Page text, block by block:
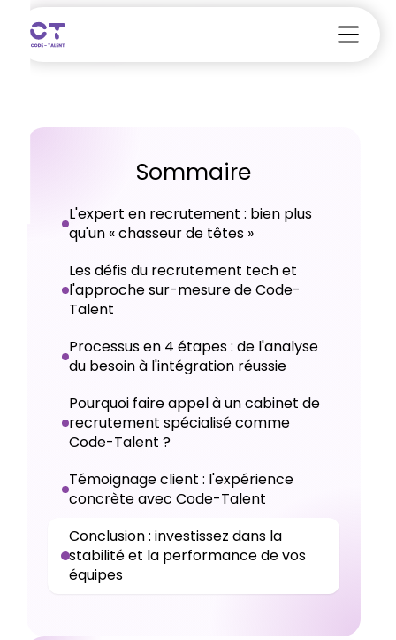
Sommaire
L'expert en recrutement : bien plus
qu'un « chasseur de têtes »
Les défis du recrutement tech et
l'approche sur-mesure de Code-
Talent
Processus en 4 étapes : de l'analyse
du besoin à l'intégration réussie
Pourquoi faire appel à un cabinet de
recrutement spécialisé comme
Code-Talent ?
Témoignage client : l'expérience
concrète avec Code-Talent
Conclusion : investissez dans la
stabilité et la performance de vos
équipes